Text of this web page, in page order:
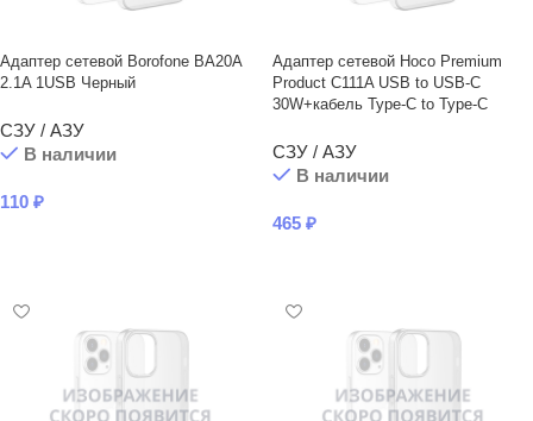
Адаптер сетевой Borofone BA20A
2.1A 1USB Черный
СЗУ / АЗУ
В наличии
110 ₽
Адаптер сетевой Hoco Premium
Product C111A USB to USB-C
30W+кабель Type-C to Type-C
СЗУ / АЗУ
В наличии
465 ₽